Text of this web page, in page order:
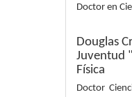
Doctor en
Douglas
Juventud
Física
Doctor